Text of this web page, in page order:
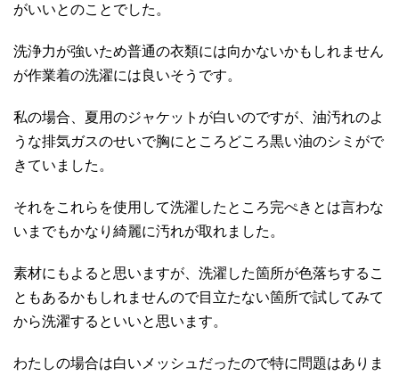
がいいとのことでした。
洗浄力が強いため普通の衣類には向かないかもしれません
が作業着の洗濯には良いそうです。
私の場合、夏用のジャケットが白いのですが、油汚れのよ
うな排気ガスのせいで胸にところどころ黒い油のシミがで
きていました。
それをこれらを使用して洗濯したところ完ぺきとは言わな
いまでもかなり綺麗に汚れが取れました。
素材にもよると思いますが、洗濯した箇所が色落ちするこ
ともあるかもしれませんので目立たない箇所で試してみて
から洗濯するといいと思います。
わたしの場合は白いメッシュだったので特に問題はありま